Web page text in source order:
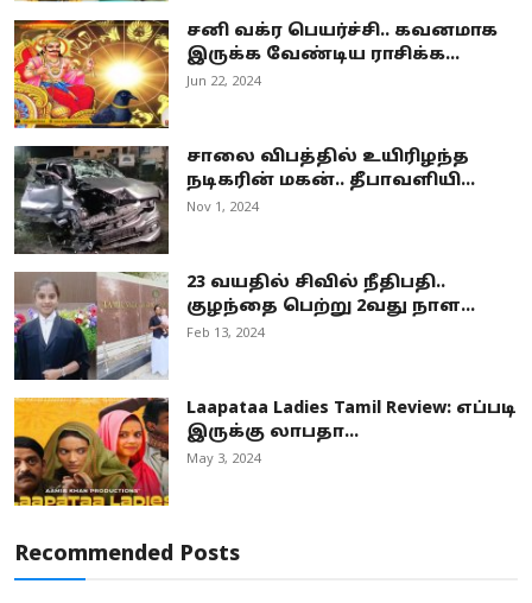
சனி வக்ர பெயர்ச்சி.. கவனமாக
இருக்க வேண்டிய ராசிக்க...
Jun 22, 2024
சாலை விபத்தில் உயிரிழந்த
நடிகரின் மகன்.. தீபாவளியி...
Nov 1, 2024
23 வயதில் சிவில் நீதிபதி..
குழந்தை பெற்று 2வது நாள...
Feb 13, 2024
Laapataa Ladies Tamil Review: எப்படி
இருக்கு லாபதா...
May 3, 2024
Recommended Posts